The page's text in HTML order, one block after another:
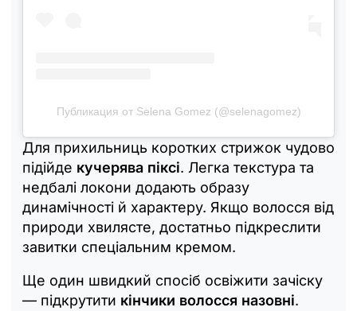
Публикация от Selena Gomez (@selenagomez)
Для прихильниць коротких стрижок чудово
підійде кучерява піксі. Легка текстура та
недбалі локони додають образу
динамічності й характеру. Якщо волосся від
природи хвилясте, достатньо підкреслити
завитки спеціальним кремом.
Ще один швидкий спосіб освіжити зачіску
— підкрутити кінчики волосся назовні.